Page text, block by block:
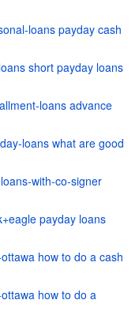
loans payday cash
short payday loans
loans advance
loans what are good
with-co-signer
payday loans
how to do a cash
how to do a